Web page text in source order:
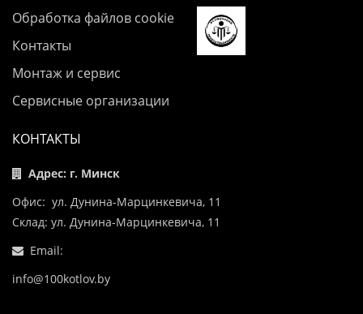
Обработка файлов cookie
Контакты
Монтаж и сервис
Сервисные организации
КОНТАКТЫ
Адрес: г. Минск
Офис: ул. Дунина-Марцинкевича, 11
Склад: ул. Дунина-Марцинкевича, 11
Email:
info@100kotlov.by